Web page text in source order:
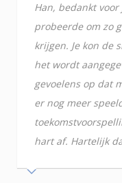
Han, bedankt
probeerde om zo
krijgen. Je kon de
het wordt
gevoelens op dat
er nog meer
hart af. Hartelijk